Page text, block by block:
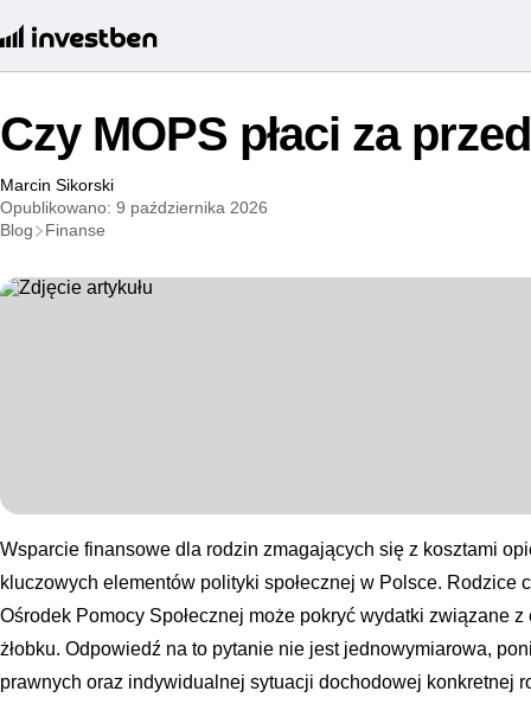
Czy MOPS płaci za
Marcin Sikorski
Opublikowano: 9 października 2026
Blog
Finanse
Wsparcie finansowe dla rodzin zmagających się z kosztami
kluczowych elementów polityki społecznej w Polsce. Rodzice
Ośrodek Pomocy Społecznej może pokryć wydatki związane
żłobku. Odpowiedź na to pytanie nie jest jednowymiarowa,
prawnych oraz indywidualnej sytuacji dochodowej konkretnej